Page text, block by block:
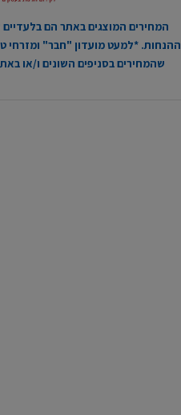
המחירים המוצגים באתר הם
ההנחות. *למעט מועדון "חבר" ומזרחי
שהמחירים בסניפים השונים ו/או